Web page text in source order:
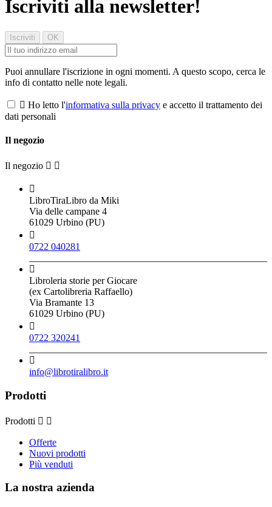
Iscriviti alla newsletter!
Puoi annullare l'iscrizione in ogni momenti. A questo scopo, cerca le
info di contatto nelle note legali.
 Ho letto l'informativa sulla privacy e accetto il trattamento dei
dati personali
Il negozio
Il negozio  

LibroTiraLibro da Miki
Via delle campane 4
61029 Urbino (PU)

0722 040281

Libroleria storie per Giocare
(ex Cartolibreria Raffaello)
Via Bramante 13
61029 Urbino (PU)

0722 320241

info@librotiralibro.it
Prodotti
Prodotti  
Offerte
Nuovi prodotti
Più venduti
La nostra azienda